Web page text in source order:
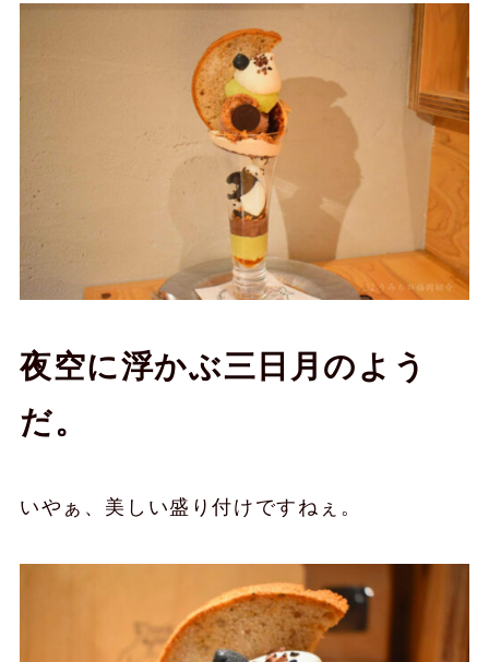
夜空に浮かぶ三日月のよう
だ。
いやぁ、美しい盛り付けですねぇ。